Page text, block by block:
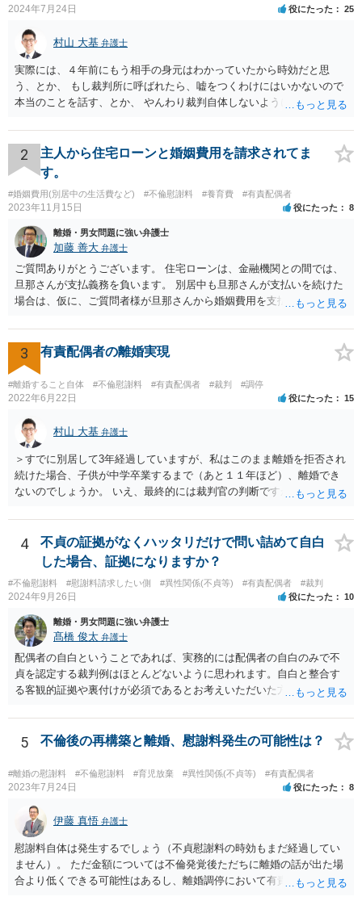
2024年7月24日 役にたった 25
村山 大基 弁護士
実際には、４年前にもう相手の身元はわかっていたから時効だと思
う、とか、 もし裁判所に呼ばれたら、嘘をつくわけにはいかないので
本当のことを話す、とか、 やんわり裁判自体しないように説得するの
2
主人から住宅ローンと婚姻費用を請求されてま
す。
#婚姻費用(別居中の生活費など) #不倫慰謝料 #養育費 #有責配偶者
2023年11月15日 役にたった 8
離婚・男女問題に強い弁護士
加藤 善大 弁護士
ご質問ありがとうございます。 住宅ローンは、金融機関との間では、
旦那さんが支払義務を負います。 別居中も旦那さんが支払いを続けた
場合は、仮に、ご質問者様が旦那さんから婚姻費用を支払ってもらう
部の額を引いた額が婚姻費用として支払われることになることが多い
です。 また、離婚をする際の財産分与において考慮されることもあり
ます。 他方、旦那さんが住宅ローンを支払わなくなってしまう場合が
あります。 その場合に、ご質問者様が、その後もご自宅に住み続けた
い場合は、実質的にご質問者様が住宅ローンをお支払になる必要が出
て、強制的にご自宅が売却されてしまう可能性があるからです。 可能
であれば、婚姻費用の額、親権を取得するために現時点でしておくべ
きこと等も含め、お近くの弁護士に直接相談して、アドバイス等を求
めることをお勧めします。
3 有責配偶者の離婚実現
#離婚すること自体 #不倫慰謝料 #有責配偶者 #裁判 #調停
2022年6月22日 役にたった 15
村山 大基 弁護士
＞すでに別居して3年経過していますが、私はこのまま離婚を拒否され
続けた場合、子供が中学卒業するまで（あと１１年ほど）、離婚でき
ないのでしょうか。 いえ、最終的には裁判官の判断ですが、現時点で
に離婚できない、ということもないと思います。 すでに依頼されてい
るということですし、例えば離婚後の養育費額について譲歩するなど
離婚の条件含めて、考えておられる通り打診してみると良いと思いま
す。 また、調停で第三者を介して再度協議してみる、ということも考
えられます。
4
不貞の証拠がなくハッタリだけで問い詰めて自白
した場合、証拠になりますか？
#不倫慰謝料 #慰謝料請求したい側 #異性関係(不貞等) #有責配偶者 #裁判
2024年9月26日 役にたった 10
離婚・男女問題に強い弁護士
髙橋 俊太 弁護士
配偶者の自白ということであれば、実務的には配偶者の自白のみで不
貞を認定する裁判例はほとんどないように思われます。自白と整合す
る客観的証拠や裏付けが必須であるとお考えいただいた方がよいでし
5 不倫後の再構築と離婚、慰謝料発生の可能性は？
#離婚の慰謝料 #不倫慰謝料 #育児放棄 #異性関係(不貞等) #有責配偶者
2023年7月24日 役にたった 8
伊藤 真悟 弁護士
慰謝料自体は発生するでしょう（不貞慰謝料の時効もまだ経過してい
ません）。 ただ金額については不倫発覚後ただちに離婚の話が出た場
合より低くできる可能性はあるし、離婚調停において有責配偶者の主